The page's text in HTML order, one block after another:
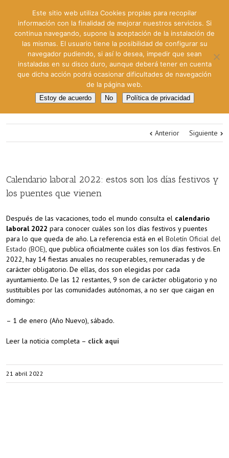
Anterior Siguiente
Calendario laboral 2022: estos son los días festivos y
los puentes que vienen
Después de las vacaciones, todo el mundo consulta el calendario
laboral 2022 para conocer cuáles son los días festivos y puentes
para lo que queda de año. La referencia está en el Boletín Oficial del
Estado (BOE), que publica oficialmente cuáles son los días festivos. En
2022, hay 14 fiestas anuales no recuperables, remuneradas y de
carácter obligatorio. De ellas, dos son elegidas por cada
ayuntamiento. De las 12 restantes, 9 son de carácter obligatorio y no
sustituibles por las comunidades autónomas, a no ser que caigan en
domingo:
– 1 de enero (Año Nuevo), sábado.
Leer la noticia completa – click aquí
21 abril 2022
Este sitio web utiliza Cookies propias para recopilar
información con la finalidad de mejorar nuestros servicios. Si
continua navegando, supone la aceptación de la instalación de
las mismas. El usuario tiene la posibilidad de configurar su
navegador pudiendo, si así lo desea, impedir que sean
instaladas en su disco duro, aunque deberá tener en cuenta
que dicha acción podrá ocasionar dificultades de navegación
de la página web.
Estoy de acuerdo No Política de privacidad